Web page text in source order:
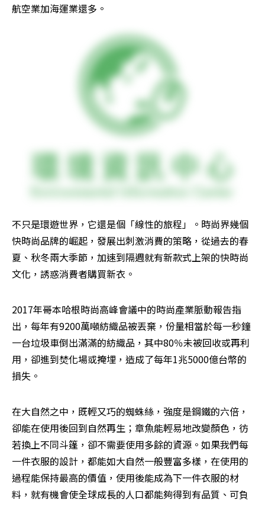
航空業加海運業還多。
不只是環遊世界，它還是個「線性的旅程」。時尚界幾個
快時尚品牌的崛起，發展出刺激消費的策略，從過去的春
夏、秋冬兩大季節，加速到隔週就有新款式上架的快時尚
文化，誘惑消費者購買新衣。
2017年哥本哈根時尚高峰會議中的時尚產業脈動報告指
出，每年有9200萬噸紡織品被丟棄，份量相當於每一秒鐘
一台垃圾車倒出滿滿的紡織品，其中80％未被回收或再利
用，卻進到焚化場或掩埋，造成了每年1兆5000億台幣的
損失。
在大自然之中，既輕又巧的蜘蛛絲，強度是鋼鐵的六倍，
卻能在使用後回到自然再生；章魚能輕易地改變顏色，彷
若換上不同斗篷，卻不需要使用多餘的資源。如果我們每
一件衣服的設計，都能如大自然一般豐富多樣，在使用的
過程能保持最高的價值，使用後能成為下一件衣服的材
料，就有機會使全球成長的人口都能夠得到有品質、可負